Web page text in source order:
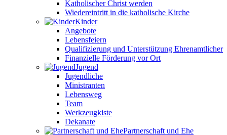
Katholischer Christ werden
Wiedereintritt in die katholische Kirche
Kinder
Angebote
Lebensfeiern
Qualifizierung und Unterstützung Ehrenamtlicher
Finanzielle Förderung vor Ort
Jugend
Jugendliche
Ministranten
Lebensweg
Team
Werkzeugkiste
Dekanate
Partnerschaft und Ehe